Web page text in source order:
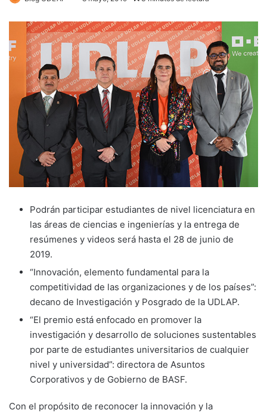
Podrán participar estudiantes de nivel licenciatura en
las áreas de ciencias e ingenierías y la entrega de
resúmenes y videos será hasta el 28 de junio de
2019.
“Innovación, elemento fundamental para la
competitividad de las organizaciones y de los países”:
decano de Investigación y Posgrado de la UDLAP.
“El premio está enfocado en promover la
investigación y desarrollo de soluciones sustentables
por parte de estudiantes universitarios de cualquier
nivel y universidad”: directora de Asuntos
Corporativos y de Gobierno de BASF.
Con el propósito de reconocer la innovación y la